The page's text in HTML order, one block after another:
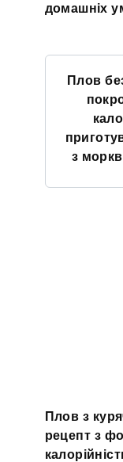
домашніх
Плов
з
Плов з
рецепт з